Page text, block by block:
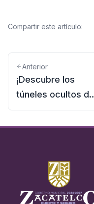
Compartir este artículo:
Anterior
¡Descubre los
túneles ocultos de
#Zacatelco!